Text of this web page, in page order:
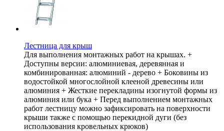
Лестница для крыш
Для выполнения монтажных работ на крышах. +
Доступны версии: алюминиевая, деревянная и
комбинированная: алюминий - дерево + Боковины из
водостойкой многослойной клееной древесины или
алюминия + Жесткие перекладины изогнутой формы из
алюминия или бука + Перед выполнением монтажных
работ лестницу можно зафиксировать на поверхности
крыши также с помощью перекидной дуги (без
использования кровельных крюков)